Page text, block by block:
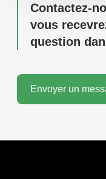
Contactez-
vous
question
Envoyer un